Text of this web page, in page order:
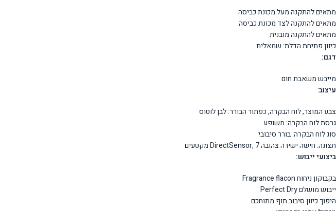
מתאים להתקנה מעל מכונת כביסה
מתאים להתקנה לצד מכונת כביסה
מתאים להתקנה מובנית
כיוון פתיחת הדלת: שמאלית
דגם:
מייבש משאבת חום
עיצוב:
צבע המוצר, לוח הבקרה, כפתור הבורר: לבן לוטוס
גרסת לוח הבקרה: משופע
סוג לוח הבקרה: בורר סיבובי
תצוגה: חישה ישירה צהובה DirectSensor, 7 מקטעים
ביצועי ייבוש:
בקבוקון ניחוח Fragrance flacon
ייבוש מושלם Perfect Dry
היפוך כיוון סיבוב תוף מתוחכם